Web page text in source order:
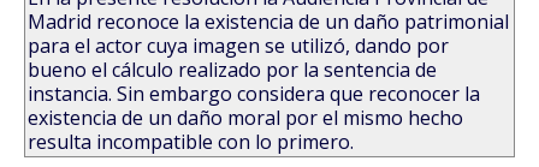
Madrid reconoce la existencia de un daño patrimonial
para el actor cuya imagen se utilizó, dando por
bueno el cálculo realizado por la sentencia de
instancia. Sin embargo considera que reconocer la
existencia de un daño moral por el mismo hecho
resulta incompatible con lo primero.